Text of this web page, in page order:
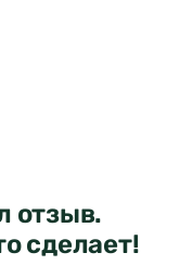
отзыв.
сделает!